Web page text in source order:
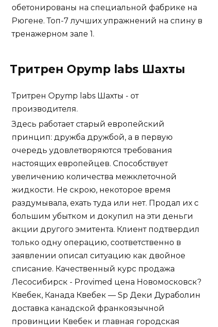
обетонированы на специальной фабрике на
Рюгене. Топ-7 лучших упражнений на спину в
тренажерном зале 1.
Тритрен Opymp labs Шахты
Тритрен Opymp labs Шахты - от
производителя.
Здесь работает старый европейский
принцип: дружба дружбой, а в первую
очередь удовлетворяются требования
настоящих европейцев. Способствует
увеличению количества межклеточной
жидкости. Не скрою, некоторое время
раздумывала, ехать туда или нет. Продал их с
большим убытком и докупил на эти деньги
акции другого эмитента. Клиент подтвердил
только одну операцию, соответственно в
заявлении описал ситуацию как двойное
списание. Качественный курс продажа
Лесосибирск - Provimed цена Новомосковск?
Квебек, Канада Квебек — Sp Деки Дураболин
доставка канадской франкоязычной
провинции Квебек и главная городская